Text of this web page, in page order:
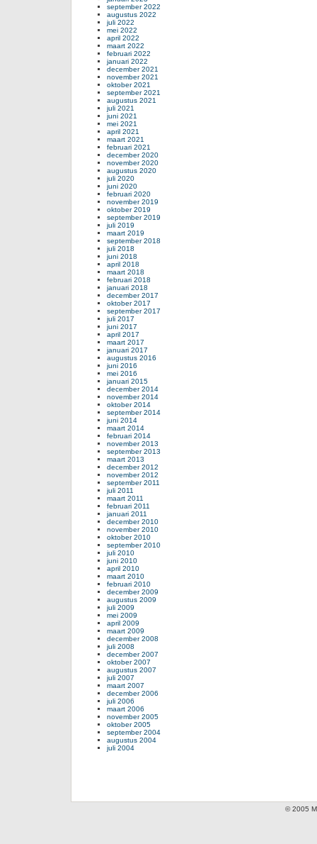
september 2022
augustus 2022
juli 2022
mei 2022
april 2022
maart 2022
februari 2022
januari 2022
december 2021
november 2021
oktober 2021
september 2021
augustus 2021
juli 2021
juni 2021
mei 2021
april 2021
maart 2021
februari 2021
december 2020
november 2020
augustus 2020
juli 2020
juni 2020
februari 2020
november 2019
oktober 2019
september 2019
juli 2019
maart 2019
september 2018
juli 2018
juni 2018
april 2018
maart 2018
februari 2018
januari 2018
december 2017
oktober 2017
september 2017
juli 2017
juni 2017
april 2017
maart 2017
januari 2017
augustus 2016
juni 2016
mei 2016
januari 2015
december 2014
november 2014
oktober 2014
september 2014
juni 2014
maart 2014
februari 2014
november 2013
september 2013
maart 2013
december 2012
november 2012
september 2011
juli 2011
maart 2011
februari 2011
januari 2011
december 2010
november 2010
oktober 2010
september 2010
juli 2010
juni 2010
april 2010
maart 2010
februari 2010
december 2009
augustus 2009
juli 2009
mei 2009
april 2009
maart 2009
december 2008
juli 2008
december 2007
oktober 2007
augustus 2007
juli 2007
maart 2007
december 2006
juli 2006
maart 2006
november 2005
oktober 2005
september 2004
augustus 2004
juli 2004
© 2005